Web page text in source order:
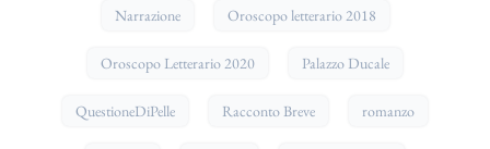
Narrazione Oroscopo letterario 2018
Oroscopo Letterario 2020 Palazzo Ducale
QuestioneDiPelle Racconto Breve romanzo